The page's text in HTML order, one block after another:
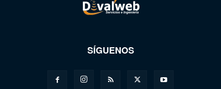
SÍGUENOS